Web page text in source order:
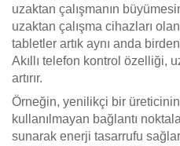
uzaktan çalışmanın
uzaktan çalışma cihazları
tabletler artık aynı anda
Akıllı telefon kontrol özelliği,
artırır.
Örneğin, yenilikçi bir üreticinin
kullanılmayan bağlantı
sunarak enerji tasarrufu